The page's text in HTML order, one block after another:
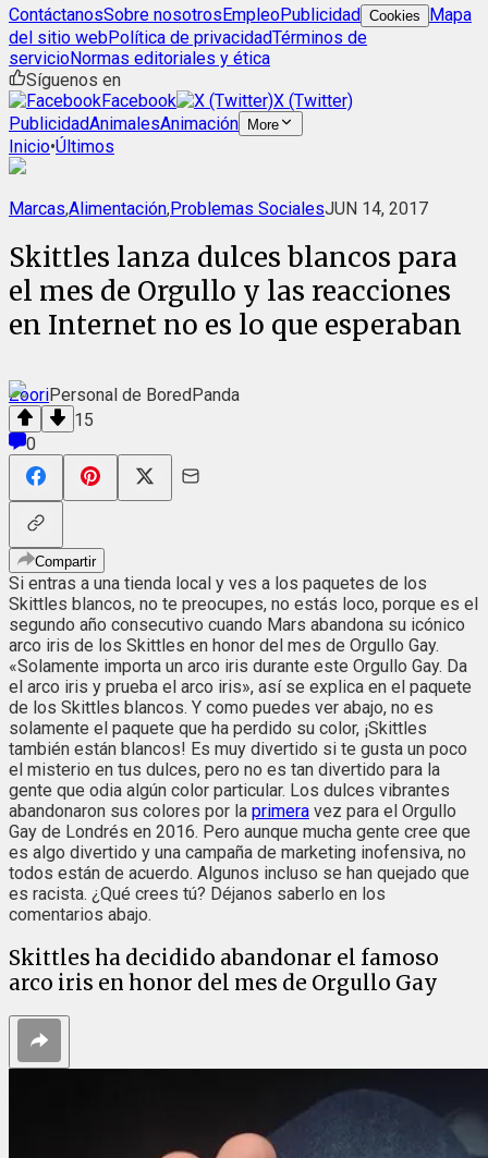
ContáctanosSobre nosotrosEmpleoPublicidad Cookies
Mapa
del sitio webPolítica de privacidadTérminos de
servicioNormas editoriales y ética
Síguenos en
Facebook
X (Twitter)
PublicidadAnimalesAnimación More
Inicio•Últimos
Marcas,Alimentación,Problemas SocialesJUN 14, 2017
Skittles lanza dulces blancos para
el mes de Orgullo y las reacciones
en Internet no es lo que esperaban
ZooriPersonal de BoredPanda
15
0
Compartir
Si entras a una tienda local y ves a los paquetes de los
Skittles blancos, no te preocupes, no estás loco, porque es el
segundo año consecutivo cuando Mars abandona su icónico
arco iris de los Skittles en honor del mes de Orgullo Gay.
«Solamente importa un arco iris durante este Orgullo Gay. Da
el arco iris y prueba el arco iris», así se explica en el paquete
de los Skittles blancos. Y como puedes ver abajo, no es
solamente el paquete que ha perdido su color, ¡Skittles
también están blancos! Es muy divertido si te gusta un poco
el misterio en tus dulces, pero no es tan divertido para la
gente que odia algún color particular. Los dulces vibrantes
abandonaron sus colores por la primera vez para el Orgullo
Gay de Londrés en 2016. Pero aunque mucha gente cree que
es algo divertido y una campaña de marketing inofensiva, no
todos están de acuerdo. Algunos incluso se han quejado que
es racista. ¿Qué crees tú? Déjanos saberlo en los
comentarios abajo.
Skittles ha decidido abandonar el famoso
arco iris en honor del mes de Orgullo Gay